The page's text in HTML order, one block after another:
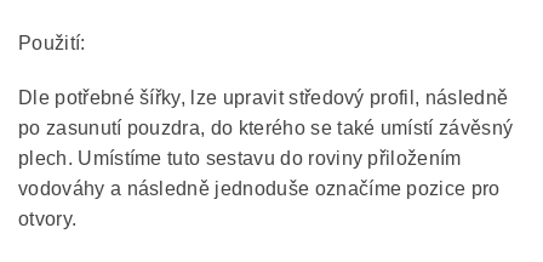
Použití:
Dle potřebné šířky, lze upravit středový profil, následně
po zasunutí pouzdra, do kterého se také umístí závěsný
plech. Umístíme tuto sestavu do roviny přiložením
vodováhy a následně jednoduše označíme pozice pro
otvory.